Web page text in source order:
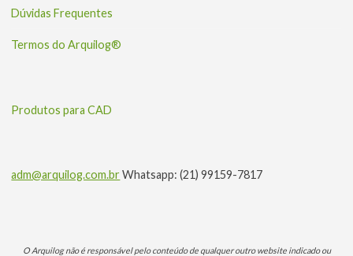
Dúvidas Frequentes
Termos do Arquilog®
Produtos para CAD
adm@arquilog.com.brWhatsapp: (21) 99159-7817
O Arquilog não é responsável pelo conteúdo de qualquer outro website indicado ou